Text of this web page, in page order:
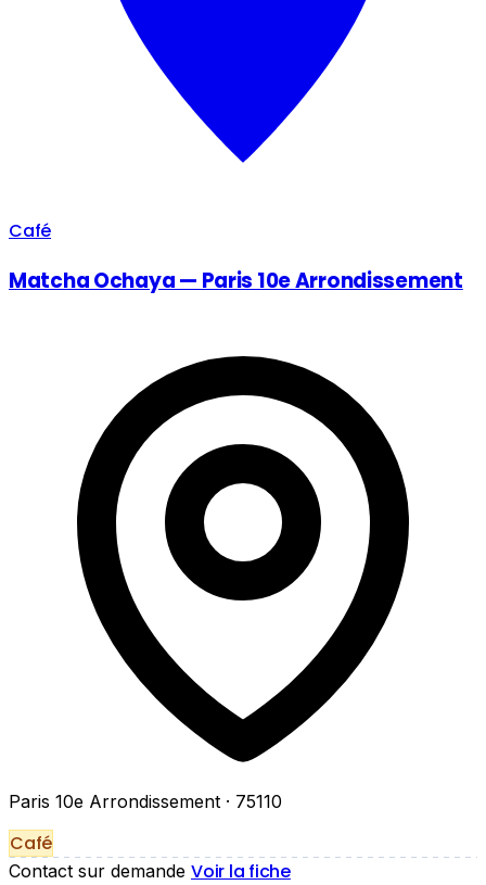
Café
Matcha Ochaya — Paris 10e Arrondissement
Paris 10e Arrondissement · 75110
Café
Contact sur demande Voir la fiche